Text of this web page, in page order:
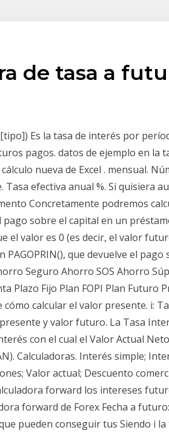
de tasa a
Es la tasa de interés por
pagos. datos de ejemplo en la
nueva de Excel . mensual.
Tasa efectiva anual %. Si quisiera
Concretamente podremos
pago sobre el capital en un
el valor es 0 (es decir, el valor
PAGOPRIN(), que devuelve el pago
Seguro Ahorro SOS Ahorro
Plazo Fijo Plan FOPI Plan Futuro
calcular el valor presente. i:
y valor futuro. La Tasa
con el cual el Valor Actual
Calculadoras. Interés simple;
Valor actual; Descuento
forward los intereses
forward de Forex Fecha a
pueden conseguir tus Siendo i